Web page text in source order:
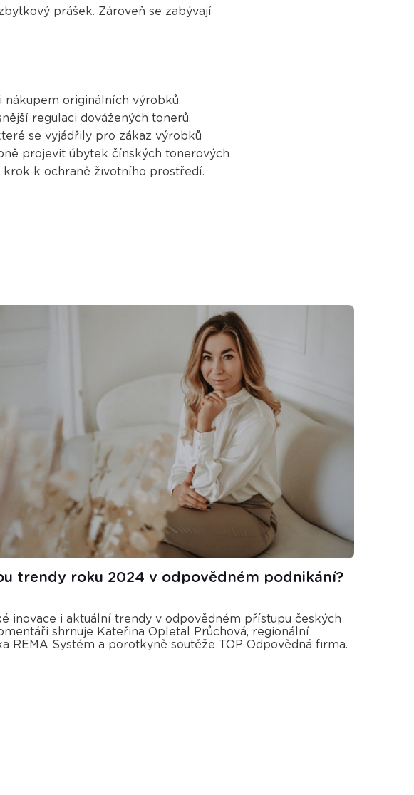
prášek. Zároveň se zabývají
originálních výrobků.
regulaci dovážených tonerů.
se vyjádřily pro zákaz výrobků
projevit úbytek čínských tonerových
krok k ochraně životního prostředí.
trendy roku 2024 v odpovědném podnikání?
inovace i aktuální trendy v odpovědném přístupu českých
shrnuje Kateřina Opletal Průchová, regionální
REMA Systém a porotkyně soutěže TOP Odpovědná firma.